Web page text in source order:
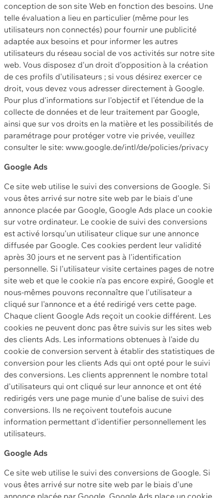
conception de son site Web en fonction des besoins. Une
telle évaluation a lieu en particulier (même pour les
utilisateurs non connectés) pour fournir une publicité
adaptée aux besoins et pour informer les autres
utilisateurs du réseau social de vos activités sur notre site
web. Vous disposez d'un droit d'opposition à la création
de ces profils d'utilisateurs ; si vous désirez exercer ce
droit, vous devez vous adresser directement à Google.
Pour plus d'informations sur l'objectif et l'étendue de la
collecte de données et de leur traitement par Google,
ainsi que sur vos droits en la matière et les possibilités de
paramétrage pour protéger votre vie privée, veuillez
consulter le site: www.google.de/intl/de/policies/privacy
Google Ads
Ce site web utilise le suivi des conversions de Google. Si
vous êtes arrivé sur notre site web par le biais d'une
annonce placée par Google, Google Ads place un cookie
sur votre ordinateur. Le cookie de suivi des conversions
est activé lorsqu'un utilisateur clique sur une annonce
diffusée par Google. Ces cookies perdent leur validité
après 30 jours et ne servent pas à l'identification
personnelle. Si l'utilisateur visite certaines pages de notre
site web et que le cookie n'a pas encore expiré, Google et
nous-mêmes pouvons reconnaître que l'utilisateur a
cliqué sur l'annonce et a été redirigé vers cette page.
Chaque client Google Ads reçoit un cookie différent. Les
cookies ne peuvent donc pas être suivis sur les sites web
des clients Ads. Les informations obtenues à l'aide du
cookie de conversion servent à établir des statistiques de
conversion pour les clients Ads qui ont opté pour le suivi
des conversions. Les clients apprennent le nombre total
d'utilisateurs qui ont cliqué sur leur annonce et ont été
redirigés vers une page munie d'une balise de suivi des
conversions. Ils ne reçoivent toutefois aucune
information permettant d'identifier personnellement les
utilisateurs.
Google Ads
Ce site web utilise le suivi des conversions de Google. Si
vous êtes arrivé sur notre site web par le biais d'une